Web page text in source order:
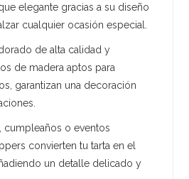
elegante gracias a su diseño
cualquier ocasión especial.
de alta calidad y
de madera aptos para
garantizan una decoración
cumpleaños o eventos
convierten tu tarta en el
un detalle delicado y